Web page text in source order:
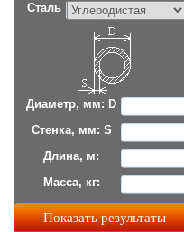
Сталь
Диаметр, мм: D
Стенка, мм: S
Длина, м:
Масса, кг: